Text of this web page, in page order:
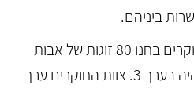
ביניהם.
לצורך המחקר הנוכחי, החוקרים בחנו 80 זוגות של אבות
וילדים, כאשר גיל הילדים היה בערך 3. צוות החוקרים ערך